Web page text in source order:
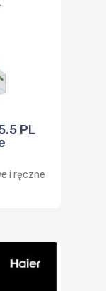
PL
i ręczne